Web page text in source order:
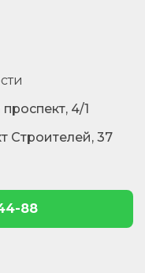
4/1
Строителей, 37
88